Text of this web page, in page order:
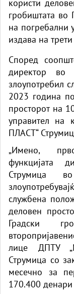
користи
гробиштата во
на погребални
издава на
Според
директор во
злоупотребил
2023 година
просторот на
управител на
ПЛАСТ“
„Имено,
функцијата
Струмица
службена
деловен
Градски
лице ДПТУ
Струмица со
месечно за
170.400